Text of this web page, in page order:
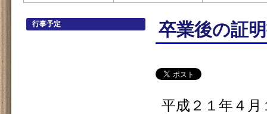
卒業後の証
平成２１年４
行事予定